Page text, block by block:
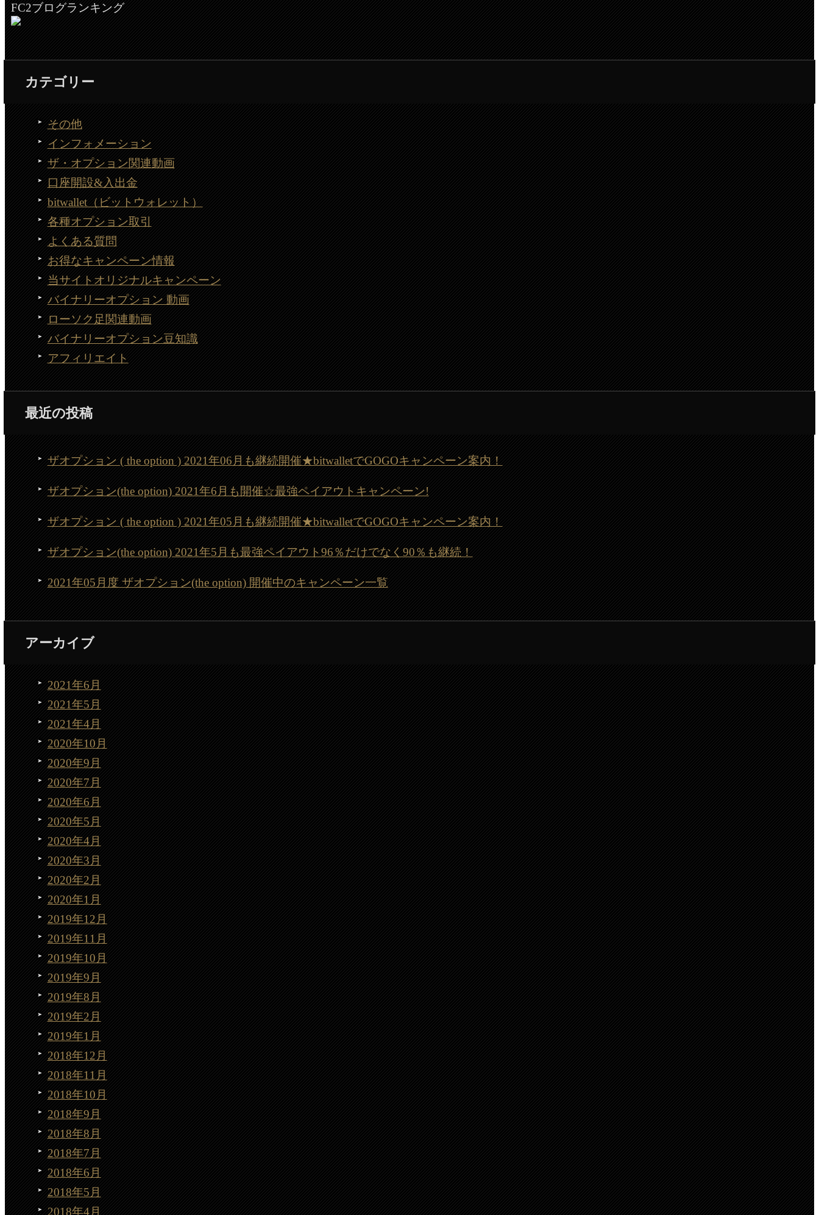
FC2ブログランキング
カテゴリー
その他
インフォメーション
ザ・オプション関連動画
口座開設&入出金
bitwallet（ビットウォレット）
各種オプション取引
よくある質問
お得なキャンペーン情報
当サイトオリジナルキャンペーン
バイナリーオプション 動画
ローソク足関連動画
バイナリーオプション豆知識
アフィリエイト
最近の投稿
ザオプション ( the option ) 2021年06月も継続開催★bitwalletでGOGOキャンペーン案内！
ザオプション(the option) 2021年6月も開催☆最強ペイアウトキャンペーン!
ザオプション ( the option ) 2021年05月も継続開催★bitwalletでGOGOキャンペーン案内！
ザオプション(the option) 2021年5月も最強ペイアウト96％だけでなく90％も継続！
2021年05月度 ザオプション(the option) 開催中のキャンペーン一覧
アーカイブ
2021年6月
2021年5月
2021年4月
2020年10月
2020年9月
2020年7月
2020年6月
2020年5月
2020年4月
2020年3月
2020年2月
2020年1月
2019年12月
2019年11月
2019年10月
2019年9月
2019年8月
2019年2月
2019年1月
2018年12月
2018年11月
2018年10月
2018年9月
2018年8月
2018年7月
2018年6月
2018年5月
2018年4月